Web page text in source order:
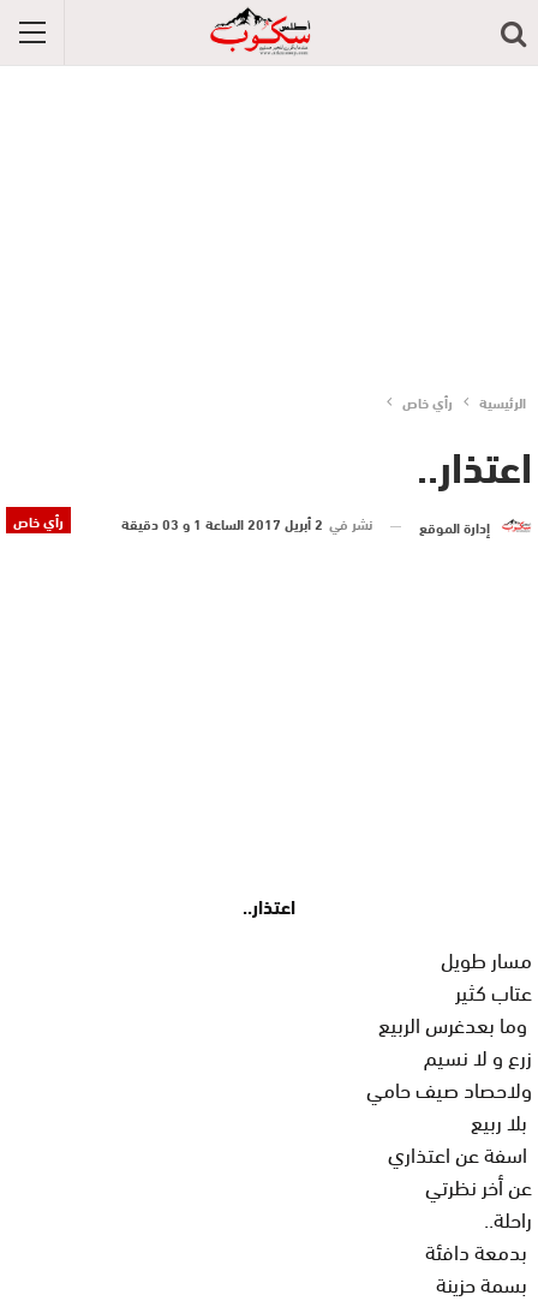
الرئيسية رأي خاص
اعتذار..
رأي خاص إدارة الموقع نشر في 2 أبريل 2017 الساعة 1 و 03 دقيقة
اعتذار..
مسار طويل
عتاب كثير
وما بعدغرس الربيع
زرع و لا نسيم
ولاحصاد صيف حامي
بلا ربيع
اسفة عن اعتذاري
عن أخر نظرتي
راحلة..
بدمعة دافئة
بسمة حزينة